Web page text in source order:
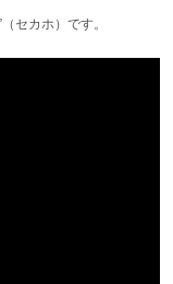
セカホ）です。